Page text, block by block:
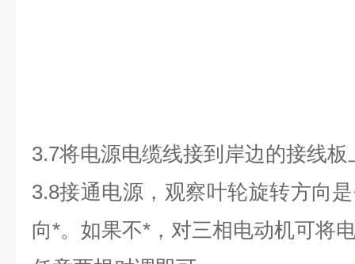
3.7将电源电缆线接到岸边的接线板
3.8接通电源 ， 观察叶轮旋转方向
向*。 如果不* ， 对三相电动机可将